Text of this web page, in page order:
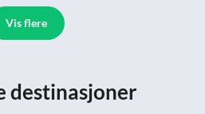
Vis flere
destinasjoner